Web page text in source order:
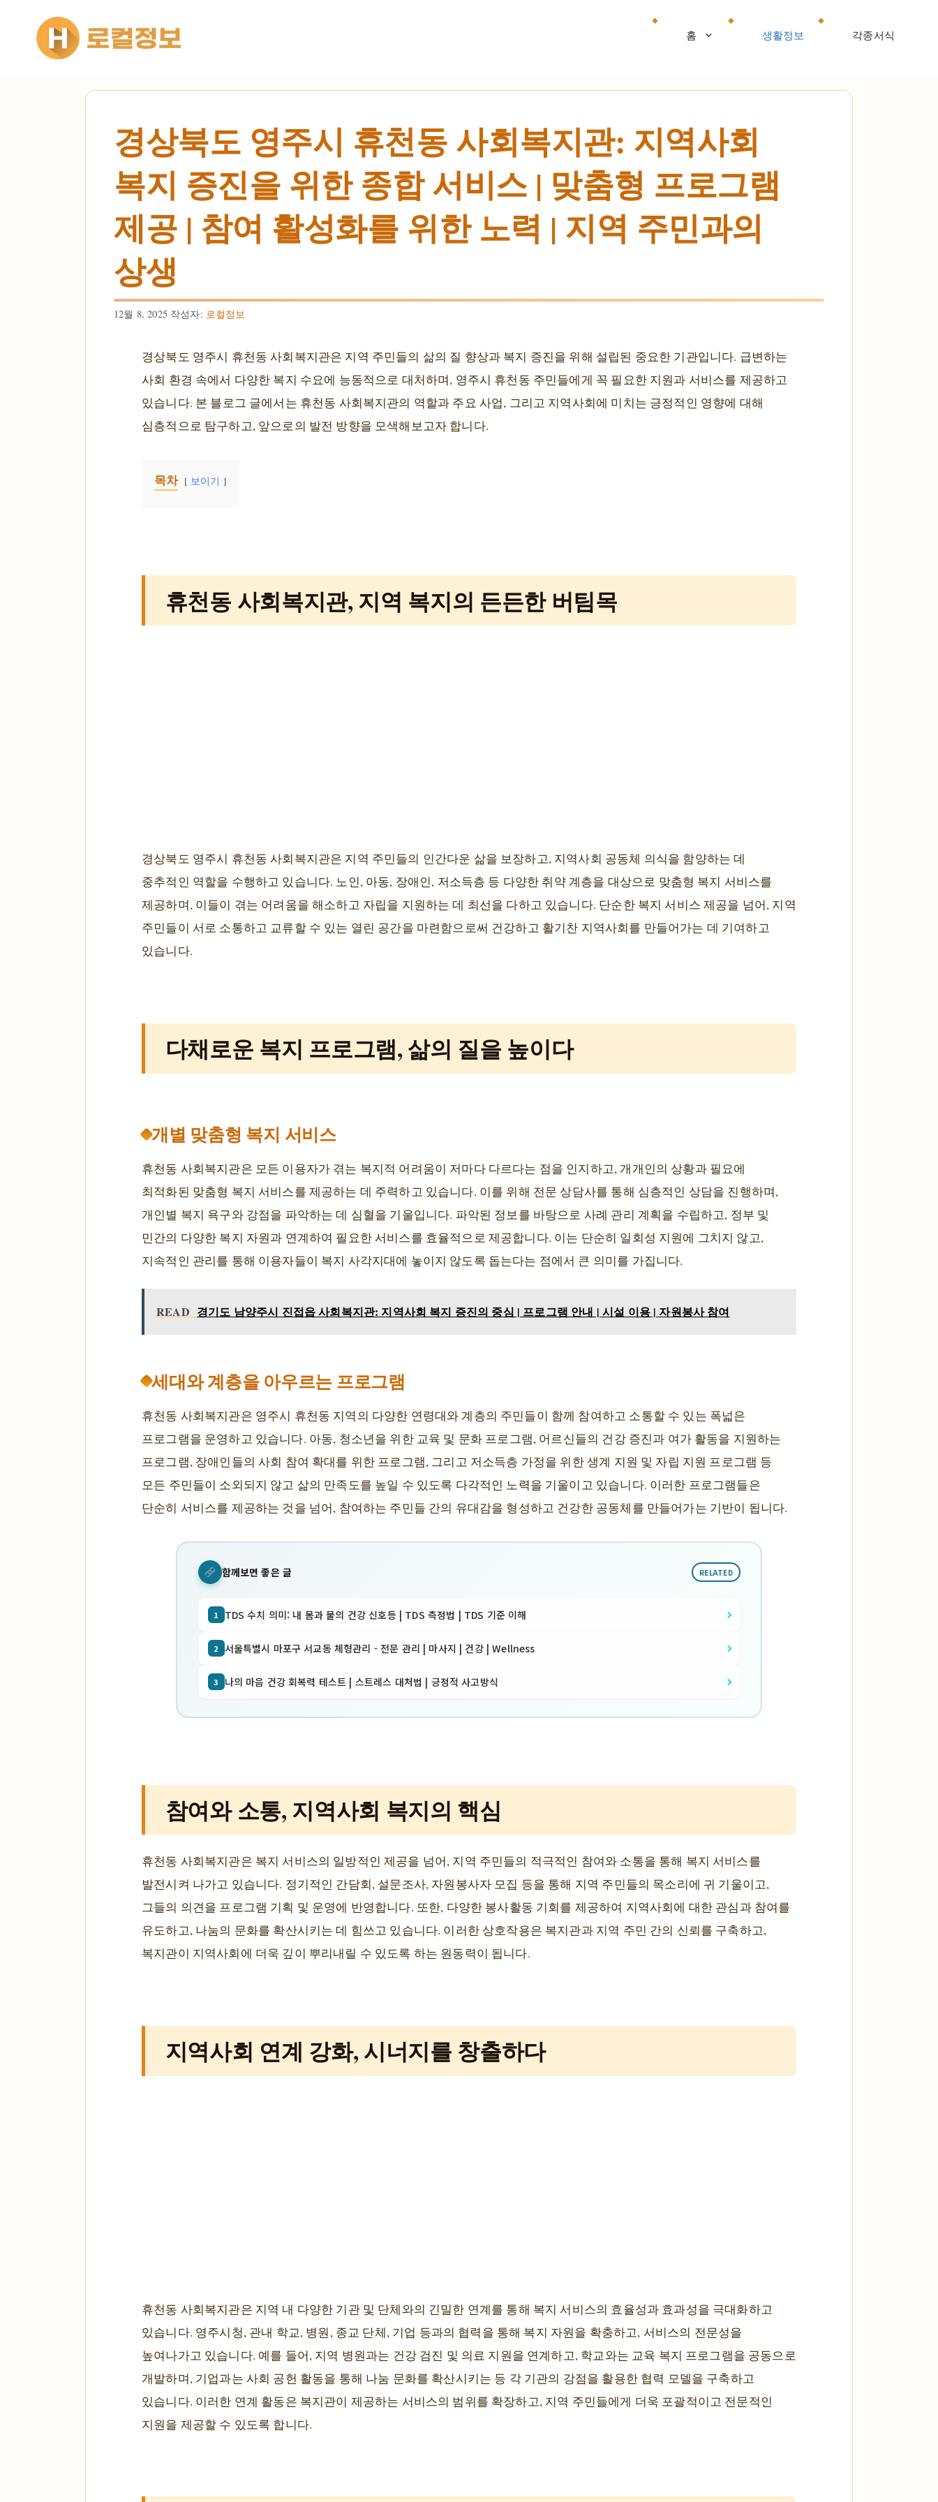
건너뛰기
홈 생활정보 각종서식
경상북도 영주시 휴천동 사회복지관: 지역사회
복지 증진을 위한 종합 서비스 | 맞춤형 프로그램
제공 | 참여 활성화를 위한 노력 | 지역 주민과의
상생
12월 8, 2025 작성자: 로컬정보
경상북도 영주시 휴천동 사회복지관은 지역 주민들의 삶의 질 향상과 복지 증진을 위해 설립된 중요한 기관입니다. 급변하는
사회 환경 속에서 다양한 복지 수요에 능동적으로 대처하며, 영주시 휴천동 주민들에게 꼭 필요한 지원과 서비스를 제공하고
있습니다. 본 블로그 글에서는 휴천동 사회복지관의 역할과 주요 사업, 그리고 지역사회에 미치는 긍정적인 영향에 대해
심층적으로 탐구하고, 앞으로의 발전 방향을 모색해보고자 합니다.
목차 보이기
휴천동 사회복지관, 지역 복지의 든든한 버팀목
경상북도 영주시 휴천동 사회복지관은 지역 주민들의 인간다운 삶을 보장하고, 지역사회 공동체 의식을 함양하는 데
중추적인 역할을 수행하고 있습니다. 노인, 아동, 장애인, 저소득층 등 다양한 취약 계층을 대상으로 맞춤형 복지 서비스를
제공하며, 이들이 겪는 어려움을 해소하고 자립을 지원하는 데 최선을 다하고 있습니다. 단순한 복지 서비스 제공을 넘어, 지역
주민들이 서로 소통하고 교류할 수 있는 열린 공간을 마련함으로써 건강하고 활기찬 지역사회를 만들어가는 데 기여하고
있습니다.
다채로운 복지 프로그램, 삶의 질을 높이다
개별 맞춤형 복지 서비스
휴천동 사회복지관은 모든 이용자가 겪는 복지적 어려움이 저마다 다르다는 점을 인지하고, 개개인의 상황과 필요에
최적화된 맞춤형 복지 서비스를 제공하는 데 주력하고 있습니다. 이를 위해 전문 상담사를 통해 심층적인 상담을 진행하며,
개인별 복지 욕구와 강점을 파악하는 데 심혈을 기울입니다. 파악된 정보를 바탕으로 사례 관리 계획을 수립하고, 정부 및
민간의 다양한 복지 자원과 연계하여 필요한 서비스를 효율적으로 제공합니다. 이는 단순히 일회성 지원에 그치지 않고,
지속적인 관리를 통해 이용자들이 복지 사각지대에 놓이지 않도록 돕는다는 점에서 큰 의미를 가집니다.
READ 경기도 남양주시 진접읍 사회복지관: 지역사회 복지 증진의 중심 | 프로그램 안내 | 시설 이용 | 자원봉사 참여
세대와 계층을 아우르는 프로그램
휴천동 사회복지관은 영주시 휴천동 지역의 다양한 연령대와 계층의 주민들이 함께 참여하고 소통할 수 있는 폭넓은
프로그램을 운영하고 있습니다. 아동, 청소년을 위한 교육 및 문화 프로그램, 어르신들의 건강 증진과 여가 활동을 지원하는
프로그램, 장애인들의 사회 참여 확대를 위한 프로그램, 그리고 저소득층 가정을 위한 생계 지원 및 자립 지원 프로그램 등
모든 주민들이 소외되지 않고 삶의 만족도를 높일 수 있도록 다각적인 노력을 기울이고 있습니다. 이러한 프로그램들은
단순히 서비스를 제공하는 것을 넘어, 참여하는 주민들 간의 유대감을 형성하고 건강한 공동체를 만들어가는 기반이 됩니다.
함께보면 좋은 글 RELATED
1 TDS 수치 의미: 내 몸과 물의 건강 신호등 | TDS 측정법 | TDS 기준 이해
2 서울특별시 마포구 서교동 체형관리 - 전문 관리 | 마사지 | 건강 | Wellness
3 나의 마음 건강 회복력 테스트 | 스트레스 대처법 | 긍정적 사고방식
참여와 소통, 지역사회 복지의 핵심
휴천동 사회복지관은 복지 서비스의 일방적인 제공을 넘어, 지역 주민들의 적극적인 참여와 소통을 통해 복지 서비스를
발전시켜 나가고 있습니다. 정기적인 간담회, 설문조사, 자원봉사자 모집 등을 통해 지역 주민들의 목소리에 귀 기울이고,
그들의 의견을 프로그램 기획 및 운영에 반영합니다. 또한, 다양한 봉사활동 기회를 제공하여 지역사회에 대한 관심과 참여를
유도하고, 나눔의 문화를 확산시키는 데 힘쓰고 있습니다. 이러한 상호작용은 복지관과 지역 주민 간의 신뢰를 구축하고,
복지관이 지역사회에 더욱 깊이 뿌리내릴 수 있도록 하는 원동력이 됩니다.
지역사회 연계 강화, 시너지를 창출하다
휴천동 사회복지관은 지역 내 다양한 기관 및 단체와의 긴밀한 연계를 통해 복지 서비스의 효율성과 효과성을 극대화하고
있습니다. 영주시청, 관내 학교, 병원, 종교 단체, 기업 등과의 협력을 통해 복지 자원을 확충하고, 서비스의 전문성을
높여나가고 있습니다. 예를 들어, 지역 병원과는 건강 검진 및 의료 지원을 연계하고, 학교와는 교육 복지 프로그램을 공동으로
개발하며, 기업과는 사회 공헌 활동을 통해 나눔 문화를 확산시키는 등 각 기관의 강점을 활용한 협력 모델을 구축하고
있습니다. 이러한 연계 활동은 복지관이 제공하는 서비스의 범위를 확장하고, 지역 주민들에게 더욱 포괄적이고 전문적인
지원을 제공할 수 있도록 합니다.